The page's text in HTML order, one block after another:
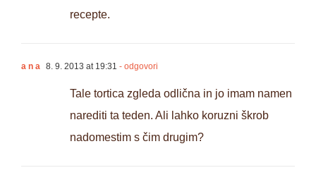
recepte.
a n a 8. 9. 2013 at 19:31 - odgovori
Tale tortica zgleda odlična in jo imam namen
narediti ta teden. Ali lahko koruzni škrob
nadomestim s čim drugim?